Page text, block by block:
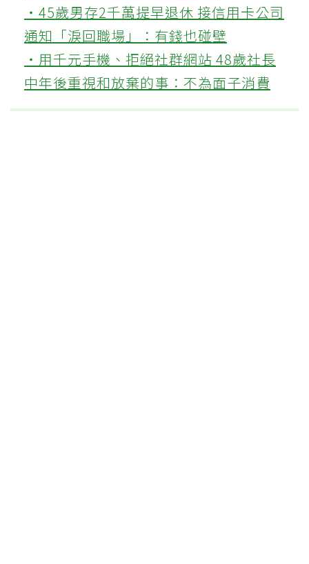
‧45歲男存2千萬提早退休 接信用卡公司
通知「淚回職場」：有錢也碰壁
‧用千元手機、拒絕社群網站 48歲社長
中年後重視和放棄的事：不為面子消費